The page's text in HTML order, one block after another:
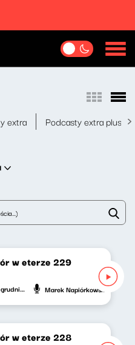
extra Podcasty extra plus
w eterze 229
19 grudnia 2024 Marek Napiórkowski
w eterze 228